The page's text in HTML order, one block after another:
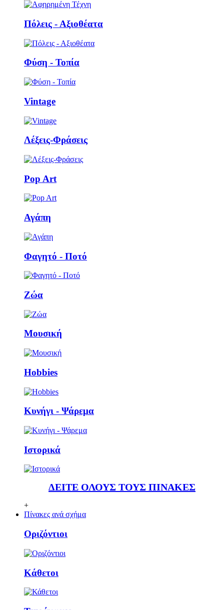
Πόλεις - Αξιοθέατα
Φύση - Τοπία
Vintage
Λέξεις-Φράσεις
Pop Art
Αγάπη
Φαγητό - Ποτό
Ζώα
Μουσική
Ηobbies
Κυνήγι - Ψάρεμα
Ιστορικά
ΔΕΙΤΕ ΟΛΟΥΣ ΤΟΥΣ ΠΙΝΑΚΕΣ
+
Πίνακες ανά σχήμα
Οριζόντιοι
Κάθετoι